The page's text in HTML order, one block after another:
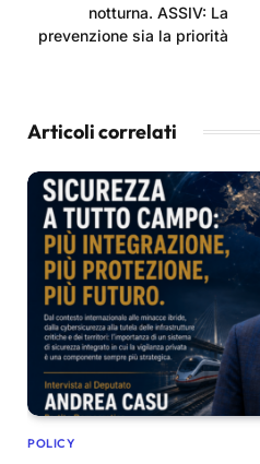
notturna. ASSIV: La
prevenzione sia la priorità
Articoli correlati
POLICY